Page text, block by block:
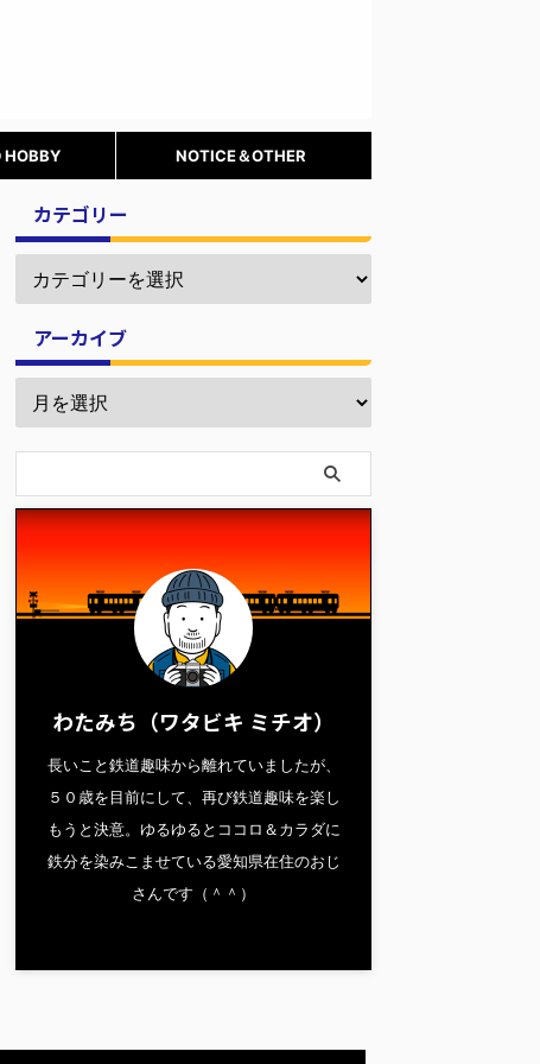
HOBBY NOTICE＆OTHER
カテゴリー
アーカイブ
わたみち（ワタビキ ミチオ）
長いこと鉄道趣味から離れていましたが、
５０歳を目前にして、再び鉄道趣味を楽し
もうと決意。ゆるゆるとココロ＆カラダに
鉄分を染みこませている愛知県在住のおじ
さんです（＾＾）